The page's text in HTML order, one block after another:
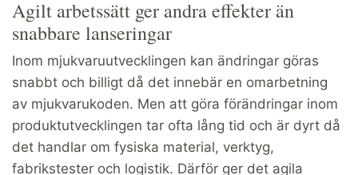
Agilt arbetssätt ger andra effekter än
snabbare lanseringar
Inom mjukvaruutvecklingen kan ändringar göras
snabbt och billigt då det innebär en omarbetning
av mjukvarukoden. Men att göra förändringar inom
produktutvecklingen tar ofta lång tid och är dyrt då
det handlar om fysiska material, verktyg,
fabrikstester och logistik. Därför ger det agila